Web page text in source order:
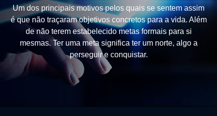
Um dos principais motivos pelos quais se sentem assim
é que não traçaram objetivos concretos para a vida. Além
de não terem estabelecido metas formais para si
mesmas. Ter uma meta significa ter um norte, algo a
perseguir e conquistar.